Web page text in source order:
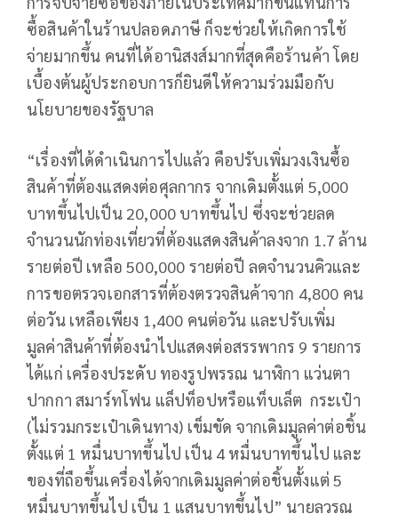
ซื้อสินค้าในร้านปลอดภาษี ก็จะช่วยให้เกิดการใช้
จ่ายมากขึ้น คนที่ได้อานิสงส์มากที่สุดคือร้านค้า โดย
เบื้องต้นผู้ประกอบการก็ยินดีให้ความร่วมมือกับ
นโยบายของรัฐบาล
“เรื่องที่ได้ดำเนินการไปแล้ว คือปรับเพิ่มวงเงินซื้อ
สินค้าที่ต้องแสดงต่อศุลกากร จากเดิมตั้งแต่ 5,000
บาทขึ้นไปเป็น 20,000 บาทขึ้นไป ซึ่งจะช่วยลด
จำนวนนักท่องเที่ยวที่ต้องแสดงสินค้าลงจาก 1.7 ล้าน
รายต่อปี เหลือ 500,000 รายต่อปี ลดจำนวนคิวและ
การขอตรวจเอกสารที่ต้องตรวจสินค้าจาก 4,800 คน
ต่อวัน เหลือเพียง 1,400 คนต่อวัน และปรับเพิ่ม
มูลค่าสินค้าที่ต้องนำไปแสดงต่อสรรพากร 9 รายการ
ได้แก่ เครื่องประดับ ทองรูปพรรณ นาฬิกา แว่นตา
ปากกา สมาร์ทโฟน แล็ปท็อปหรือแท็บเล็ต กระเป๋า
(ไม่รวมกระเป๋าเดินทาง) เข็มขัด จากเดิมมูลค่าต่อชิ้น
ตั้งแต่ 1 หมื่นบาทขึ้นไป เป็น 4 หมื่นบาทขึ้นไป และ
ของที่ถือขึ้นเครื่องได้จากเดิมมูลค่าต่อชิ้นตั้งแต่ 5
หมื่นบาทขึ้นไป เป็น 1 แสนบาทขึ้นไป” นายลวรณ